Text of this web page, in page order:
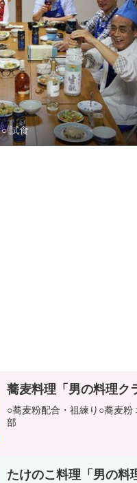
○ 試食
蕎麦料理「男の料理ク
○蕎麦粉配合・祖練り○蕎麦
部
たけのこ料理「男の料